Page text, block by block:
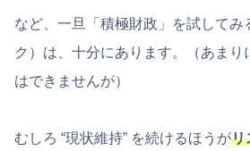
など、一旦「積極財政」を試してみ
ク）は、十分にあります。（あまり
はできませんが）
むしろ “現状維持” を続けるほうがリ